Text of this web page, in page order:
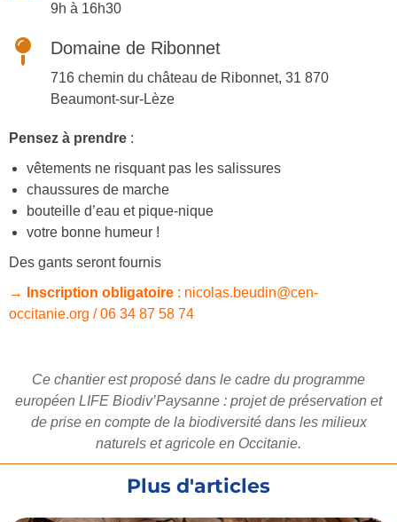
9h à 16h30
Domaine de Ribonnet
716 chemin du château de Ribonnet, 31 870
Beaumont-sur-Lèze
Pensez à prendre :
vêtements ne risquant pas les salissures
chaussures de marche
bouteille d’eau et pique-nique
votre bonne humeur !
Des gants seront fournis
→ Inscription obligatoire : nicolas.beudin@cen-
occitanie.org / 06 34 87 58 74
Ce chantier est proposé dans le cadre du programme
européen LIFE Biodiv’Paysanne : projet de préservation et
de prise en compte de la biodiversité dans les milieux
naturels et agricole en Occitanie.
Plus d'articles